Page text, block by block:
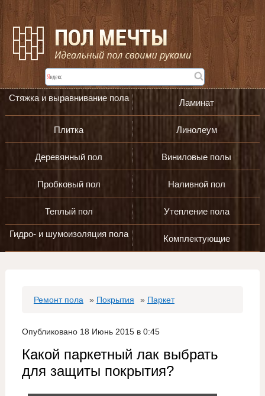
Стяжка и выравнивание пола Ламинат
Плитка Линолеум
Деревянный пол Виниловые полы
Пробковый пол Наливной пол
Теплый пол Утепление пола
Гидро- и шумоизоляция пола Комплектующие
Ремонт пола » Покрытия » Паркет
Опубликовано 18 Июнь 2015 в 0:45
Какой паркетный лак выбрать
для защиты покрытия?